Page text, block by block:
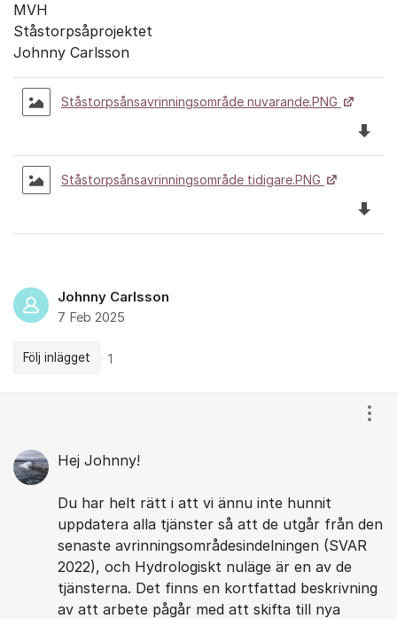
MVH
Ståstorpsåprojektet
Johnny Carlsson
Ståstorpsånsavrinningsområde nuvarande.PNG
Ståstorpsånsavrinningsområde tidigare.PNG
Johnny Carlsson
7 Feb 2025
Följ inlägget 1
Hej Johnny!
Du har helt rätt i att vi ännu inte hunnit
uppdatera alla tjänster så att de utgår från den
senaste avrinningsområdesindelningen (SVAR
2022), och Hydrologiskt nuläge är en av de
tjänsterna. Det finns en kortfattad beskrivning
av att arbete pågår med att skifta till nya